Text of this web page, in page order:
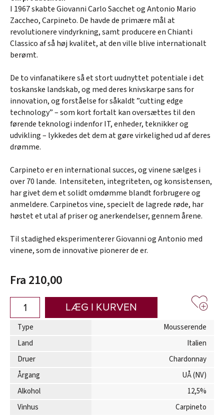
I 1967 skabte Giovanni Carlo Sacchet og Antonio Mario
Zaccheo, Carpineto. De havde de primære mål at
revolutionere vindyrkning, samt producere en Chianti
Classico af så høj kvalitet, at den ville blive internationalt
berømt.
De to vinfanatikere så et stort uudnyttet potentiale i det
toskanske landskab, og med deres knivskarpe sans for
innovation, og forståelse for såkaldt ”cutting edge
technology” – som kort fortalt kan oversættes til den
førende teknologi indenfor IT, enheder, teknikker og
udvikling – lykkedes det dem at gøre virkelighed ud af deres
drømme.
Carpineto er en international succes, og vinene sælges i
over 70 lande. Intensiteten, integriteten, og konsistensen,
har givet dem et solidt omdømme blandt forbrugere og
anmeldere. Carpinetos vine, specielt de lagrede røde, har
høstet et utal af priser og anerkendelser, gennem årene.
Til stadighed eksperimenterer Giovanni og Antonio med
vinene, som de innovative pionerer de er.
Fra 210,00
LÆG I KURVEN
Type
Mousserende
Land
Italien
Druer
Chardonnay
Årgang
UÅ (NV)
Alkohol
12,5%
Vinhus
Carpineto